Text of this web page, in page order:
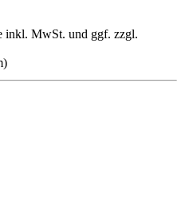
inkl. MwSt. und ggf. zzgl.
)